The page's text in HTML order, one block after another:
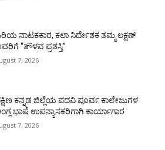
ನಾಟಕಕಾರ, ಕಲಾ ನಿರ್ದೇಶಕ ತಮ್ಮ ಲಕ್ಷಣ್
“ತೌಳವ ಪ್ರಶಸ್ತಿ”
7, 2026
ಕನ್ನಡ ಜಿಲ್ಲೆಯ ಪದವಿ ಪೂರ್ವ ಕಾಲೇಜುಗಳ
ಭಾಷೆ ಉಪನ್ಯಾಸಕರಿಗಾಗಿ ಕಾರ್ಯಾಗಾರ
7, 2026